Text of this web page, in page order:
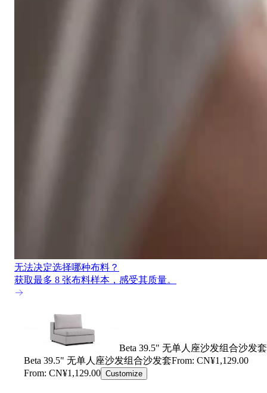
无法决定选择哪种布料？
获取最多 8 张布料样本，感受其质量。
Beta 39.5" 无单人座沙发组合沙发套
Beta 39.5" 无单人座沙发组合沙发套From: CN¥1,129.00
From: CN¥1,129.00 Customize